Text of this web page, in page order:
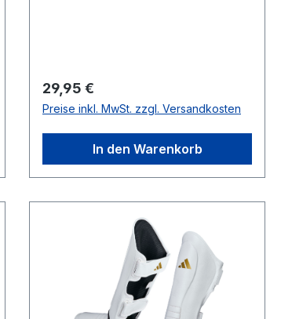
Regulärer Preis:
29,95 €
Preise inkl. MwSt. zzgl. Versandkosten
In den Warenkorb